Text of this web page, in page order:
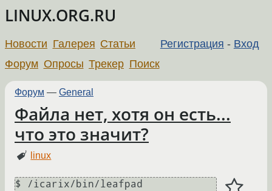
LINUX.ORG.RU
Регистрация - Вход
Новости Галерея Статьи
Форум Опросы Трекер Поиск
Форум — General
Файла нет, хотя он есть...
что это значит?
linux
$ /icarix/bin/leafpad